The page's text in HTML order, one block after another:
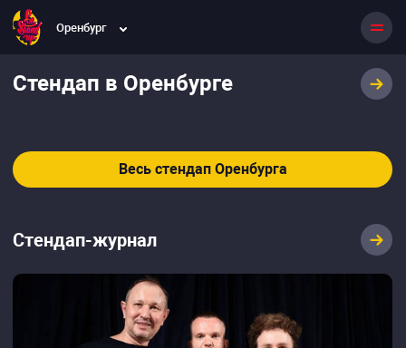
Оренбург
Стендап в Оренбурге
Весь стендап Оренбурга
Стендап-журнал